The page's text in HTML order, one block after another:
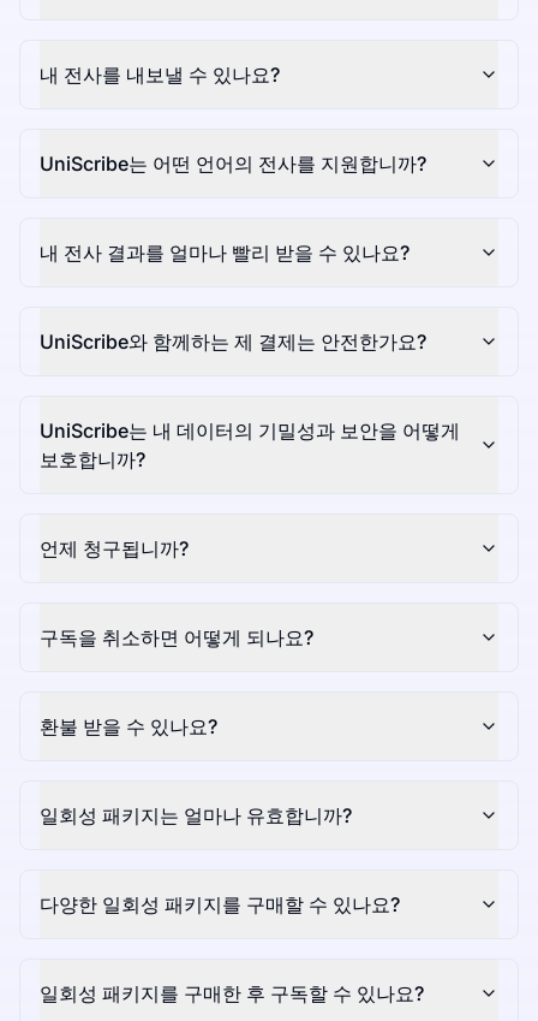
내 전사를 내보낼 수 있나요?
UniScribe는 어떤 언어의 전사를 지원합니까?
내 전사 결과를 얼마나 빨리 받을 수 있나요?
UniScribe와 함께하는 제 결제는 안전한가요?
UniScribe는 내 데이터의 기밀성과 보안을 어떻게
보호합니까?
언제 청구됩니까?
구독을 취소하면 어떻게 되나요?
환불 받을 수 있나요?
일회성 패키지는 얼마나 유효합니까?
다양한 일회성 패키지를 구매할 수 있나요?
일회성 패키지를 구매한 후 구독할 수 있나요?